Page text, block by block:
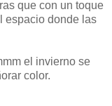
que con un toque
espacio donde las
el invierno se
color.